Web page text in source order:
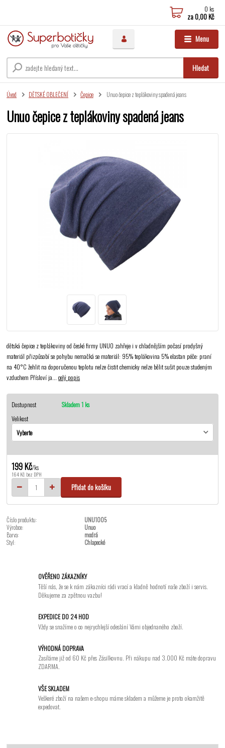
Menu
Hledat
0 ks
za0,00 Kč
Úvod DĚTSKÉ OBLEČENÍ Čepice Unuo čepice z teplákoviny spadená jeans
Unuo čepice z teplákoviny spadená jeans
dětská čepice z teplákoviny od české firmy UNUO zahřeje i v chladnějším počasí prodyšný
materiál přizpůsobí se pohybu nemačká se materiál: 95% teplákovina 5% elastan péče: praní
na 40°C žehlit na doporučenou teplotu nelze čistit chemicky nelze bělit sušit pouze studeným
vzduchem Přísloví ja...celý popis
Dostupnost
Skladem 1 ks
Velikost
199 Kč/ks
164 Kč bez DPH
Přidat do košíku
Číslo produktu:
UNU1005
Výrobce:
Unuo
Barva:
modrá
Styl:
Chlapecké
OVĚŘENO ZÁKAZNÍKY
Těší nás, že se k nám zákazníci rádi vrací a kladně hodnotí naše zboží i servis.
Děkujeme za zpětnou vazbu!
EXPEDICE DO 24 HOD
Vždy se snažíme o co nejrychlejší odeslání Vámi objednaného zboží.
VÝHODNÁ DOPRAVA
Zasíláme již od 60 Kč přes Zásilkovnu. Při nákupu nad 3.000 Kč máte dopravu
ZDARMA.
VŠE SKLADEM
Veškeré zboží na našem e-shopu máme skladem a můžeme je proto okamžitě
expedovat.